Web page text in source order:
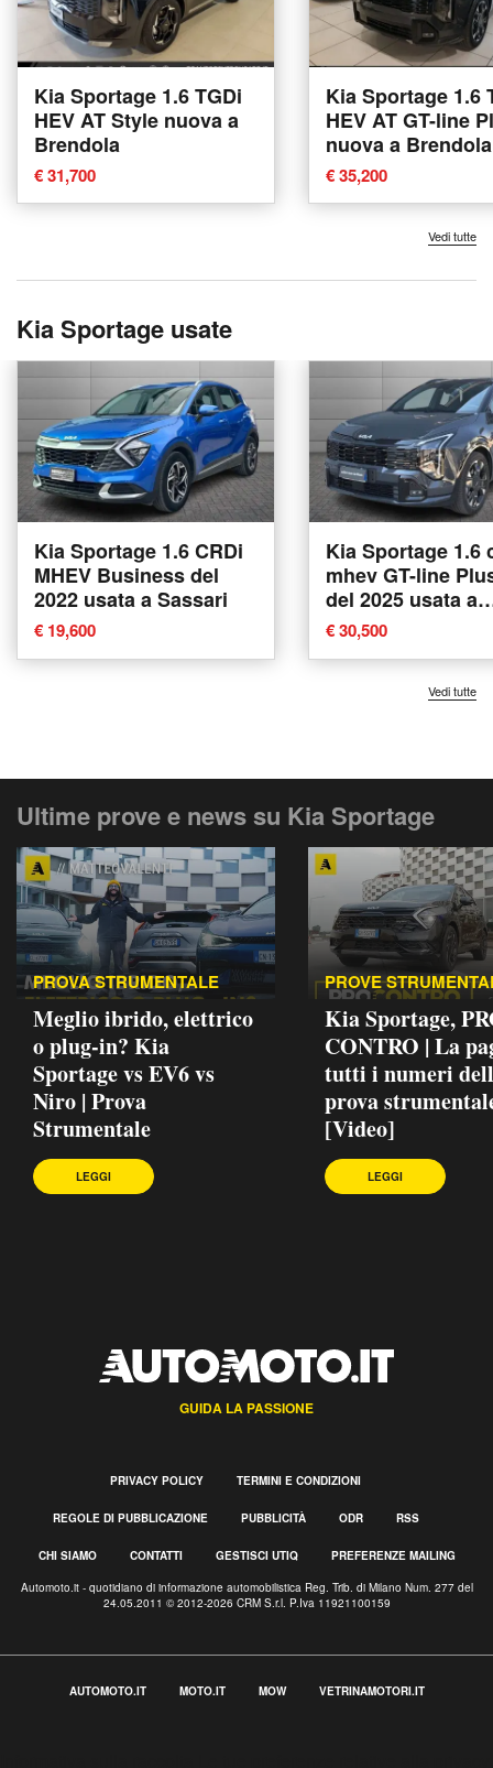
Kia Sportage 1.6 TGDi
HEV AT Style nuova a
Brendola
€ 31,700
Kia Sportage 1.6
HEV AT GT-line
nuova a Brendola
€ 35,200
Vedi tutte
Kia Sportage usate
Kia Sportage 1.6 CRDi
MHEV Business del
2022 usata a Sassari
€ 19,600
Kia Sportage 1.6
mhev GT-line
del 2025 usata a
Sassari
€ 30,500
Vedi tutte
Ultime prove e news su Kia Sportage
PROVA STRUMENTALE
Meglio ibrido, elettrico
o plug-in? Kia
Sportage vs EV6 vs
Niro | Prova
Strumentale
LEGGI
PROVE
Kia Sportage,
CONTRO | La
tutti i numeri
prova
[Video]
LEGGI
GUIDA LA PASSIONE
PRIVACY POLICY TERMINI E CONDIZIONI
REGOLE DI PUBBLICAZIONE PUBBLICITÀ ODR RSS
CHI SIAMO CONTATTI GESTISCI UTIQ PREFERENZE MAILING
Automoto.it - quotidiano di informazione automobilistica Reg. Trib. di Milano Num. 277 del
24.05.2011 © 2012-2026 CRM S.r.l. P.Iva 11921100159
AUTOMOTO.IT MOTO.IT MOW VETRINAMOTORI.IT